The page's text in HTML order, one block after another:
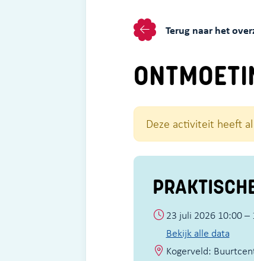
Terug naar het
Deze activiteit heeft
23 juli 2026 10:00 –
Bekijk alle data
Kogerveld: